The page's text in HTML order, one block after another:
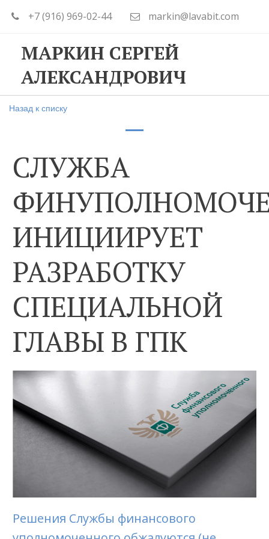
+7 (916) 969-02-44 markin@lavabit.com
МАРКИН СЕРГЕЙ
АЛЕКСАНДРОВИЧ
Назад к списку
СЛУЖБА
ИНИЦИИРУЕТ
РАЗРАБОТКУ
СПЕЦИАЛЬНОЙ
ГЛАВЫ В ГПК
Решения Службы финансового